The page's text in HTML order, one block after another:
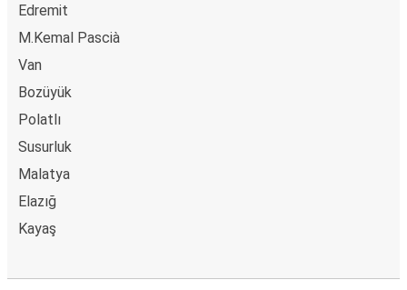
Edremit
M.Kemal Pascià
Van
Bozüyük
Polatlı
Susurluk
Malatya
Elazığ
Kayaş